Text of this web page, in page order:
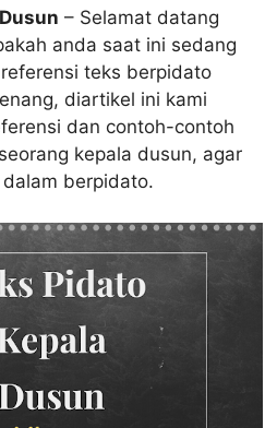
– Selamat datang
anda saat ini sedang
teks berpidato
diartikel ini kami
dan contoh-contoh
kepala dusun, agar
berpidato.